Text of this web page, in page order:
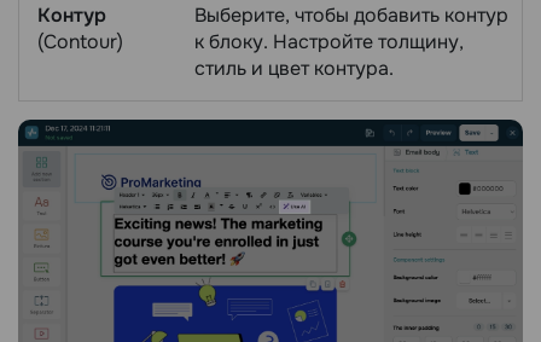
Контур
(Contour)
Выберите, чтобы добавить контур
к блоку. Настройте толщину,
стиль и цвет контура.